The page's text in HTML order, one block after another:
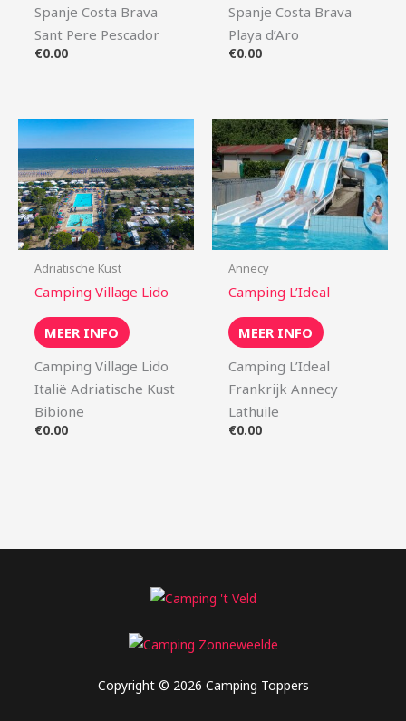
Spanje Costa Brava
Sant Pere Pescador
€0.00
Spanje Costa Brava
Playa d’Aro
€0.00
Adriatische Kust
Camping Village Lido
MEER INFO
Camping Village Lido
Italië Adriatische Kust
Bibione
€0.00
Annecy
Camping L’Ideal
MEER INFO
Camping L’Ideal
Frankrijk Annecy
Lathuile
€0.00
Copyright © 2026 Camping Toppers